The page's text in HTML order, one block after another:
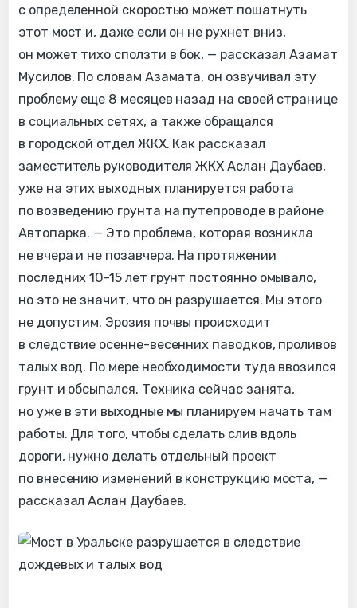
с определенной скоростью может пошатнуть
этот мост и, даже если он не рухнет вниз,
он может тихо сползти в бок, — рассказал Азамат
Мусилов. По словам Азамата, он озвучивал эту
проблему еще 8 месяцев назад на своей странице
в социальных сетях, а также обращался
в городской отдел ЖКХ. Как рассказал
заместитель руководителя ЖКХ Аслан Даубаев,
уже на этих выходных планируется работа
по возведению грунта на путепроводе в районе
Автопарка. — Это проблема, которая возникла
не вчера и не позавчера. На протяжении
последних 10-15 лет грунт постоянно омывало,
но это не значит, что он разрушается. Мы этого
не допустим. Эрозия почвы происходит
в следствие осенне-весенних паводков, проливов
талых вод. По мере необходимости туда ввозился
грунт и обсыпался. Техника сейчас занята,
но уже в эти выходные мы планируем начать там
работы. Для того, чтобы сделать слив вдоль
дороги, нужно делать отдельный проект
по внесению изменений в конструкцию моста, —
рассказал Аслан Даубаев.